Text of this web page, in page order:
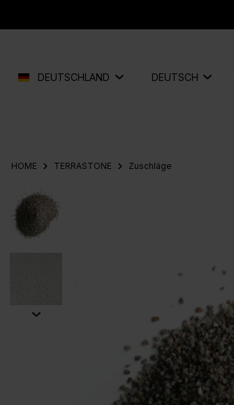
DEUTSCHLAND DEUTSCH
HOME TERRASTONE Zuschläge
Bildergalerie überspringen